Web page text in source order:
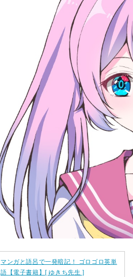
マンガと語呂で一発暗記！ ゴロゴロ英単
語【電子書籍】[ ゆきち先生 ]